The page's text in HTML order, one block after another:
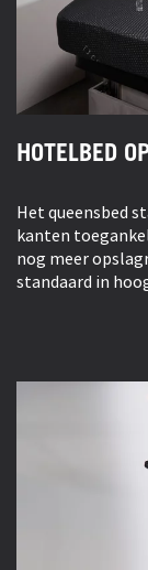
HOTELBED
Het queensbed
kanten
nog meer
standaard in